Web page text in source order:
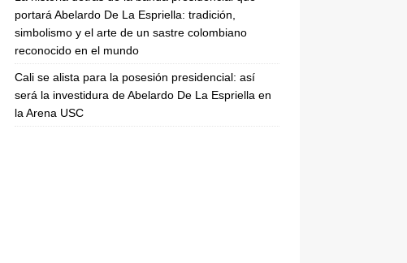
portará Abelardo De La Espriella: tradición,
simbolismo y el arte de un sastre colombiano
reconocido en el mundo
Cali se alista para la posesión presidencial: así
será la investidura de Abelardo De La Espriella en
la Arena USC